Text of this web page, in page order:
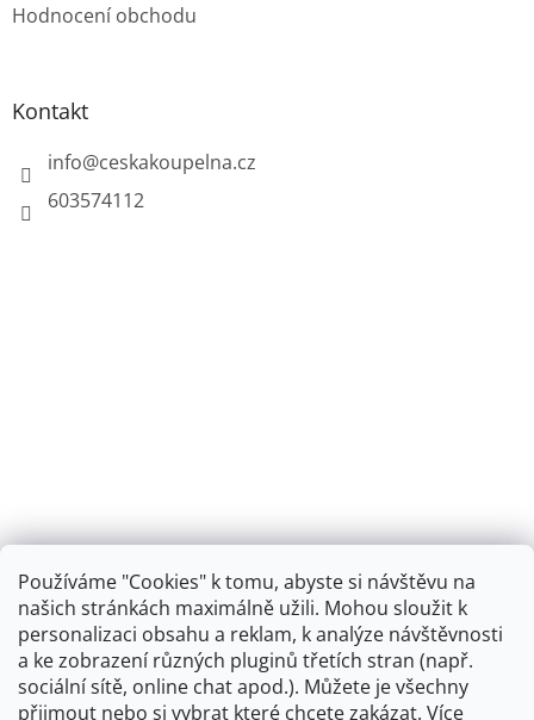
Používáme "Cookies" k tomu, abyste si návštěvu na
našich stránkách maximálně užili. Mohou sloužit k
personalizaci obsahu a reklam, k analýze návštěvnosti
a ke zobrazení různých pluginů třetích stran (např.
sociální sítě, online chat apod.). Můžete je všechny
přijmout nebo si vybrat které chcete zakázat. Více
Hodnocení obchodu
Kontakt
info@ceskakoupelna.cz
603574112
Retro koupelna